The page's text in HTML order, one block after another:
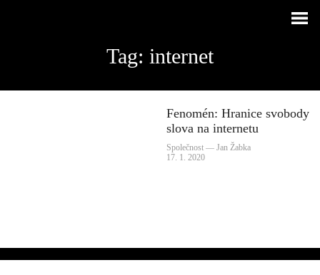
Tag: internet
Fenomén: Hranice svobody
slova na internetu
Společnost — Jan Žabka
17. 1. 2020